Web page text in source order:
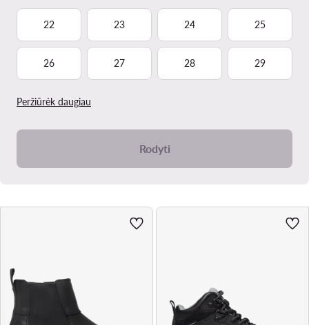
22 23 24 25
26 27 28 29
Peržiūrėk daugiau
Rodyti